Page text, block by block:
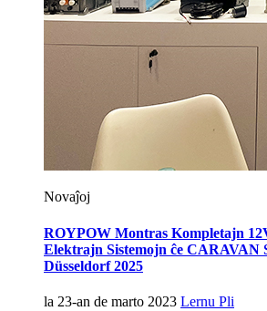
Novaĵoj
ROYPOW Montras Kompletajn
Elektrajn Sistemojn ĉe CARAVAN
Düsseldorf 2025
la 23-an de marto 2023 Lernu Pli